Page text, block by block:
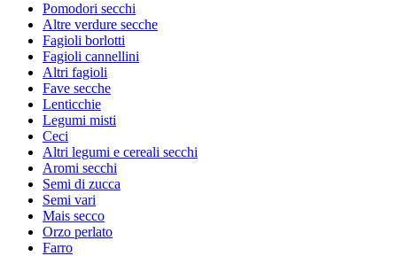
Pomodori secchi
Altre verdure secche
Fagioli borlotti
Fagioli cannellini
Altri fagioli
Fave secche
Lenticchie
Legumi misti
Ceci
Altri legumi e cereali secchi
Aromi secchi
Semi di zucca
Semi vari
Mais secco
Orzo perlato
Farro